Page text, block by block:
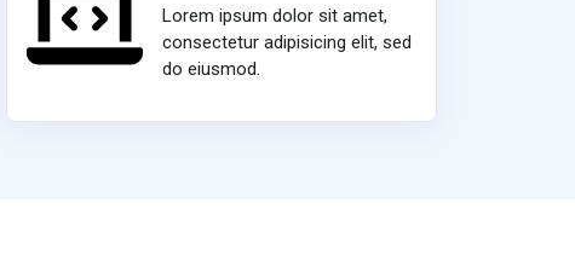
Lorem ipsum dolor sit amet,
consectetur adipisicing elit, sed
do eiusmod.